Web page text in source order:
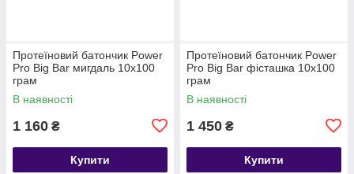
Протеїновий батончик Power
Pro Big Bar мигдаль 10х100
грам
В наявності
1 160 ₴
Купити
Протеїновий батончик Power
Pro Big Bar фісташка 10х100
грам
В наявності
1 450 ₴
Купити